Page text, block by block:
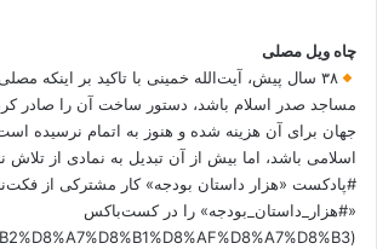
چاه ویل مصلی
۳۸ سال پیش، آیت‌الله خمینی با تاکید بر اینکه
مساجد صدر اسلام باشد، دستور ساخت آن را صادر
جهان برای آن هزینه شده و هنوز به اتمام نرسیده
اسلامی باشد، اما بیش از آن تبدیل به نمادی از
#پادکست «هزار داستان بودجه» کار مشترکی از
«#هزار_داستان_بودجه» را در کست‌باکس